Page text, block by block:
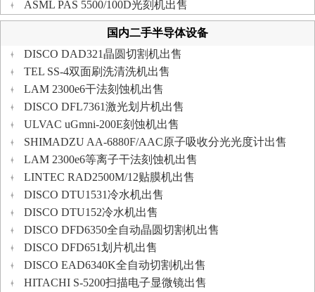
ASML PAS 5500/100D光刻机出售
国内二手半导体设备
DISCO DAD321晶圆切割机出售
TEL SS-4双面刷洗清洗机出售
LAM 2300e6干法刻蚀机出售
DISCO DFL7361激光划片机出售
ULVAC uGmni-200E刻蚀机出售
SHIMADZU AA-6880F/AAC原子吸收分光光度计出售
LAM 2300e6等离子干法刻蚀机出售
LINTEC RAD2500M/12贴膜机出售
DISCO DTU1531冷水机出售
DISCO DTU152冷水机出售
DISCO DFD6350全自动晶圆切割机出售
DISCO DFD651划片机出售
DISCO EAD6340K全自动切割机出售
HITACHI S-5200扫描电子显微镜出售